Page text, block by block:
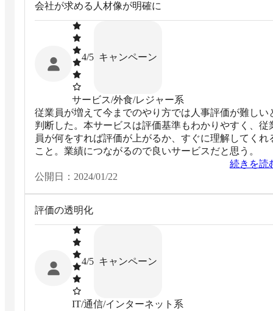
会社が求める人材像が明確に
4/5 キャンペーン
サービス/外食/レジャー系
従業員が増えて今までのやり方では人事評価が難しい
判断した。本サービスは評価基準もわかりやすく、従
員が何をすれば評価が上がるか、すぐに理解してくれ
こと。業績につながるので良いサービスだと思う。
続きを読
公開日： 2024/01/22
評価の透明化
4/5 キャンペーン
IT/通信/インターネット系